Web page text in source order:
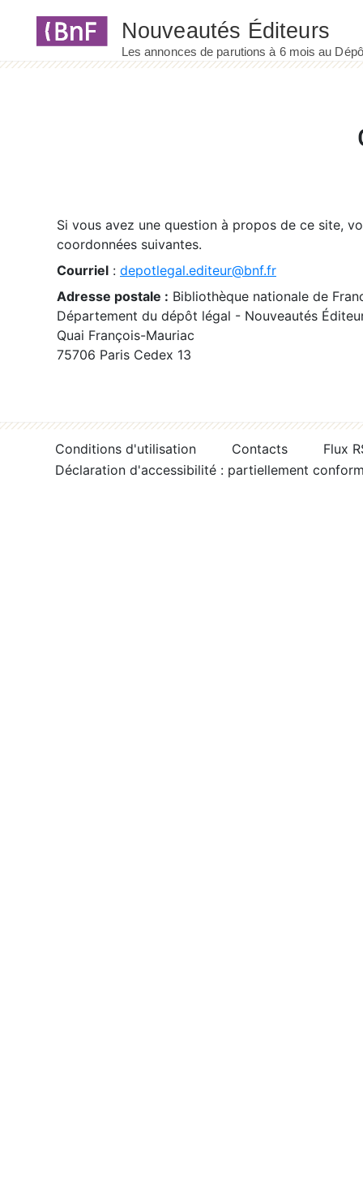
Si vous avez une question à propos de ce site,
coordonnées suivantes.
Courriel : depotlegal.editeur@bnf.fr
Adresse postale : Bibliothèque nationale de
Département du dépôt légal - Nouveautés
Quai François-Mauriac
75706 Paris Cedex 13
Conditions d'utilisation Contacts
Flux
Déclaration d'accessibilité : partiellement